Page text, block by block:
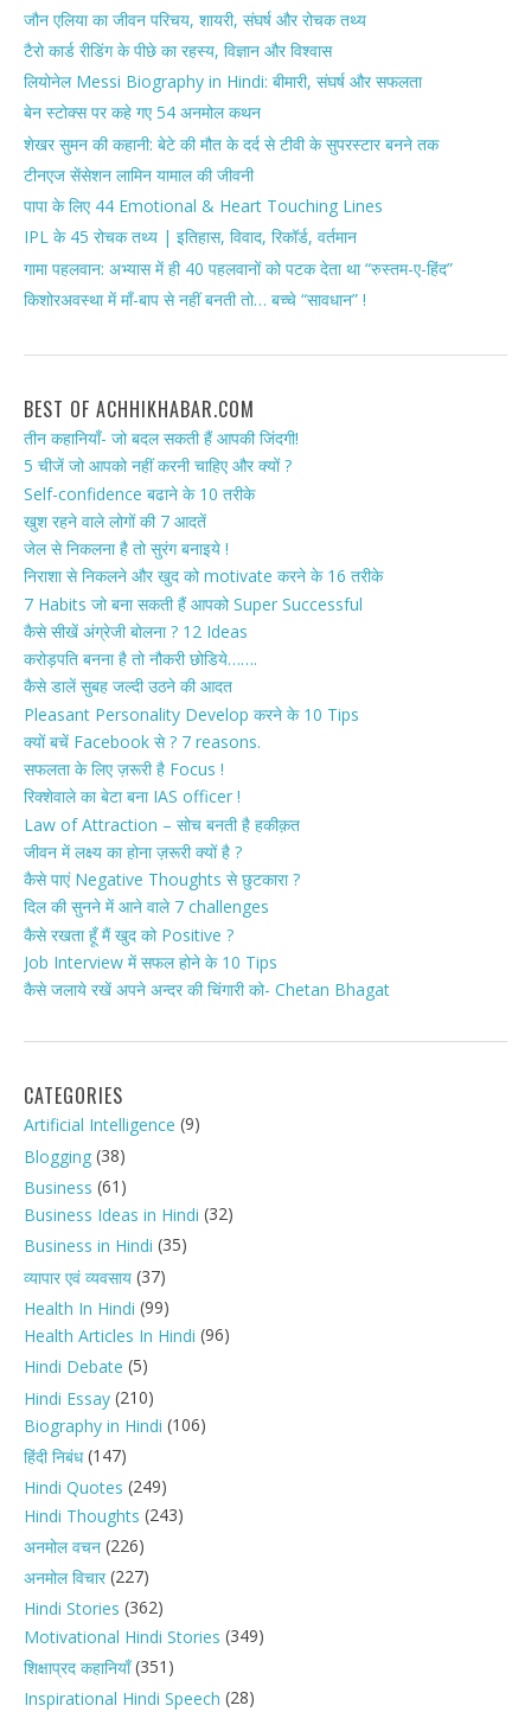
जौन एलिया का जीवन परिचय, शायरी, संघर्ष और रोचक तथ्य
टैरो कार्ड रीडिंग के पीछे का रहस्य, विज्ञान और विश्वास
लियोनेल Messi Biography in Hindi: बीमारी, संघर्ष और सफलता
बेन स्टोक्स पर कहे गए 54 अनमोल कथन
शेखर सुमन की कहानी: बेटे की मौत के दर्द से टीवी के सुपरस्टार बनने तक
टीनएज सेंसेशन लामिन यामाल की जीवनी
पापा के लिए 44 Emotional & Heart Touching Lines
IPL के 45 रोचक तथ्य | इतिहास, विवाद, रिकॉर्ड, वर्तमान
गामा पहलवान: अभ्यास में ही 40 पहलवानों को पटक देता था “रुस्तम-ए-हिंद”
किशोरअवस्था में माँ-बाप से नहीं बनती तो… बच्चे “सावधान” !
BEST OF ACHHIKHABAR.COM
तीन कहानियाँ- जो बदल सकती हैं आपकी जिंदगी!
5 चीजें जो आपको नहीं करनी चाहिए और क्यों ?
Self-confidence बढाने के 10 तरीके
खुश रहने वाले लोगों की 7 आदतें
जेल से निकलना है तो सुरंग बनाइये !
निराशा से निकलने और खुद को motivate करने के 16 तरीके
7 Habits जो बना सकती हैं आपको Super Successful
कैसे सीखें अंग्रेजी बोलना ? 12 Ideas
करोड़पति बनना है तो नौकरी छोडिये…….
कैसे डालें सुबह जल्दी उठने की आदत
Pleasant Personality Develop करने के 10 Tips
क्यों बचें Facebook से ? 7 reasons.
सफलता के लिए ज़रूरी है Focus !
रिक्शेवाले का बेटा बना IAS officer !
Law of Attraction – सोच बनती है हकीक़त
जीवन में लक्ष्य का होना ज़रूरी क्यों है ?
कैसे पाएं Negative Thoughts से छुटकारा ?
दिल की सुनने में आने वाले 7 challenges
कैसे रखता हूँ मैं खुद को Positive ?
Job Interview में सफल होने के 10 Tips
कैसे जलाये रखें अपने अन्दर की चिंगारी को- Chetan Bhagat
CATEGORIES
Artificial Intelligence (9)
Blogging (38)
Business (61)
Business Ideas in Hindi (32)
Business in Hindi (35)
व्यापार एवं व्यवसाय (37)
Health In Hindi (99)
Health Articles In Hindi (96)
Hindi Debate (5)
Hindi Essay (210)
Biography in Hindi (106)
हिंदी निबंध(147)
Hindi Quotes (249)
Hindi Thoughts (243)
अनमोल वचन (226)
अनमोल विचार(227)
Hindi Stories (362)
Motivational Hindi Stories (349)
शिक्षाप्रद कहानियाँ(351)
Inspirational Hindi Speech (28)